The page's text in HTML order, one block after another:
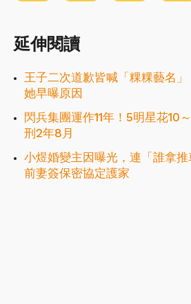
延伸閱讀
王子二次道歉皆喊「粿粿藝名」
她早曝原因
閃兵集團運作11年！5明星花10
刑2年8月
小煜婚變主因曝光，連「誰拿推
前妻簽保密協定護家